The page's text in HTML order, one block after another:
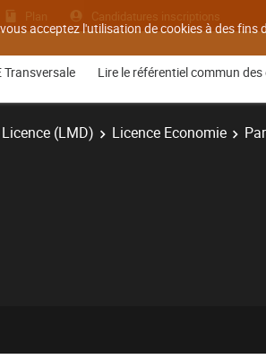
acceptez l'utilisation de cookies à des
Plan Candidatures inscriptions
Transversale Lire le référentiel commun
Licence (LMD) Licence Economie